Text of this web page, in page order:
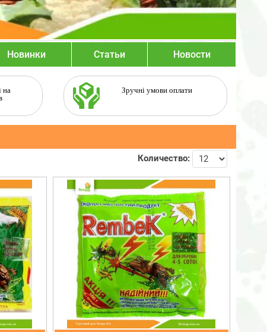
Новинки Статьи Новости
на Зручні умови оплати
Количество: